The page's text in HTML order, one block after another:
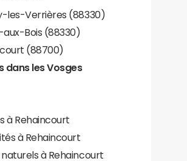
les-Verrières (88330)
aux-Bois (88330)
(88700)
dans les Vosges
Crèches à Rehaincourt
à Rehaincourt
naturels à Rehaincourt